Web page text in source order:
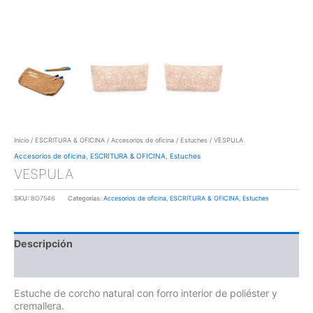
Inicio / ESCRITURA & OFICINA / Accesorios de oficina / Estuches / VESPULA
Accesorios de oficina ESCRITURA & OFICINA Estuches
VESPULA
SKU: BO7546 Categorías: Accesorios de oficina, ESCRITURA & OFICINA, Estuches
Descripción
Estuche de corcho natural con forro interior de poliéster y
cremallera.